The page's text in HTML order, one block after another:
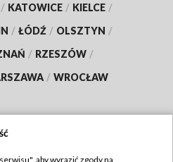
/ KATOWICE / KIELCE /
/ ŁÓDŹ / OLSZTYN /
/ RZESZÓW /
/ WROCŁAW
aby wyrazić zgody na